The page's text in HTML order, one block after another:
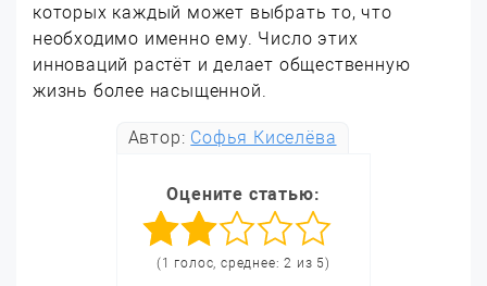
которых каждый может выбрать то, что
необходимо именно ему. Число этих
инноваций растёт и делает общественную
жизнь более насыщенной.
Автор: Софья Киселёва
Оцените статью:
(1 голос, среднее: 2 из 5)